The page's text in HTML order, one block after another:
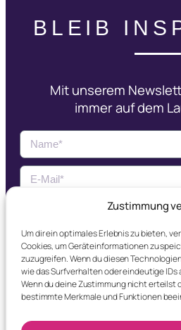
Zustimmung
Um dir ein optimales Erlebnis zu bieten,
Cookies, um Geräteinformationen zu
zuzugreifen. Wenn du diesen
wie das Surfverhalten oder eindeutige
Wenn du deine Zustimmung nicht erteilst
bestimmte Merkmale und Funktionen
BLEIB
Mit unserem
immer auf dem
Jetzt
Ich erkläre mich mit der